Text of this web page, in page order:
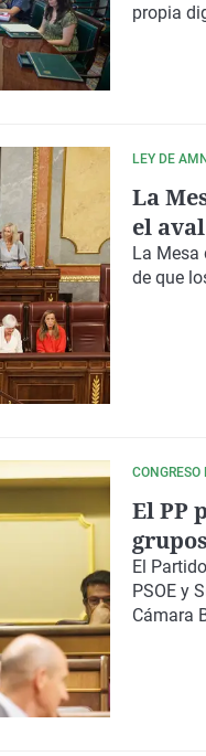
propia
LEY DE
La
el
La Mesa
de que
CONGRESO
El PP
El
PSOE y
Cámara